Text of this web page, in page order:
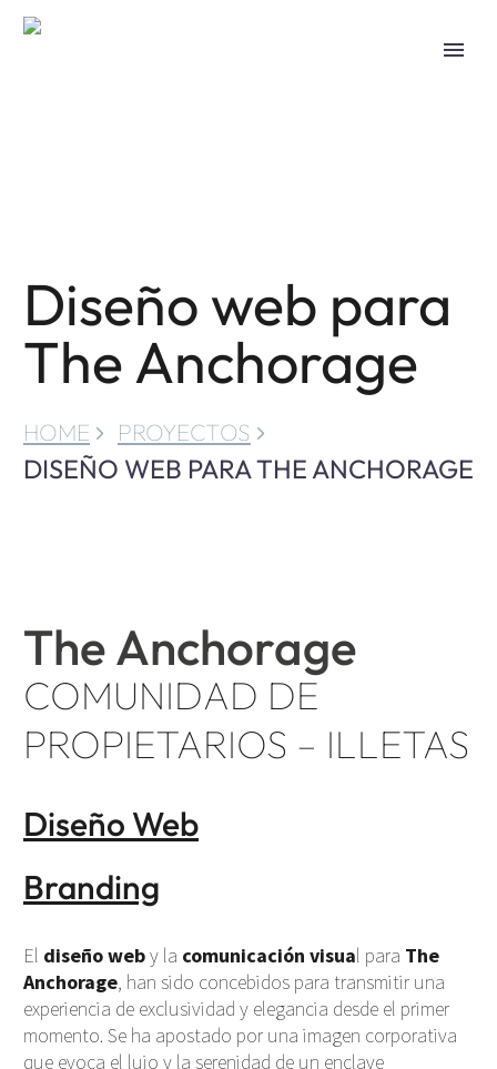
Diseño web para
The Anchorage
HOME PROYECTOS
DISEÑO WEB PARA THE ANCHORAGE
The Anchorage
COMUNIDAD DE
PROPIETARIOS – ILLETAS
Diseño Web
Branding
El diseño weby la comunicación visual para The
Anchorage, han sido concebidos para transmitir una
experiencia de exclusividad y elegancia desde el primer
momento. Se ha apostado por una imagen corporativa
que evoca el lujo y la serenidad de un enclave